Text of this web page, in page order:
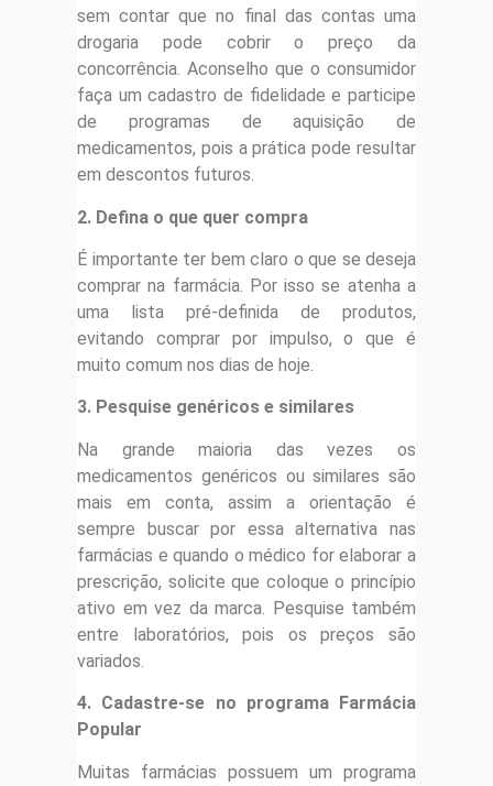
sem contar que no final das contas uma
drogaria pode cobrir o preço da
concorrência. Aconselho que o consumidor
faça um cadastro de fidelidade e participe
de programas de aquisição de
medicamentos, pois a prática pode resultar
em descontos futuros.
2. Defina o que quer compra
É importante ter bem claro o que se deseja
comprar na farmácia. Por isso se atenha a
uma lista pré-definida de produtos,
evitando comprar por impulso, o que é
muito comum nos dias de hoje.
3. Pesquise genéricos e similares
Na grande maioria das vezes os
medicamentos genéricos ou similares são
mais em conta, assim a orientação é
sempre buscar por essa alternativa nas
farmácias e quando o médico for elaborar a
prescrição, solicite que coloque o princípio
ativo em vez da marca. Pesquise também
entre laboratórios, pois os preços são
variados.
4. Cadastre-se no programa Farmácia
Popular
Muitas farmácias possuem um programa